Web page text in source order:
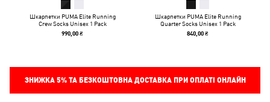
Шкарпетки PUMA Elite Running
Crew Socks Unisex 1 Pack
990,00 ₴
Шкарпетки PUMA Elite Running
Quarter Socks Unisex 1 Pack
840,00 ₴
ЗНИЖКА 5%ТА БЕЗКОШТОВНА ДОСТАВКА ПРИ ОПЛАТІ ОНЛАЙН